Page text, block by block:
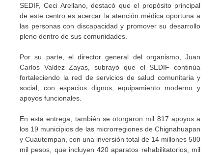
SEDIF, Ceci Arellano, destacó que el propósito principal
de este centro es acercar la atención médica oportuna a
las personas con discapacidad y promover su desarrollo
pleno dentro de sus comunidades.
Por su parte, el director general del organismo, Juan
Carlos Valdez Zayas, subrayó que el SEDIF continúa
fortaleciendo la red de servicios de salud comunitaria y
social, con espacios dignos, equipamiento moderno y
apoyos funcionales.
En esta entrega, también se otorgaron mil 817 apoyos a
los 19 municipios de las microrregiones de Chignahuapan
y Cuautempan, con una inversión total de 14 millones 580
mil pesos, que incluyen 420 aparatos rehabilitatorios, mil